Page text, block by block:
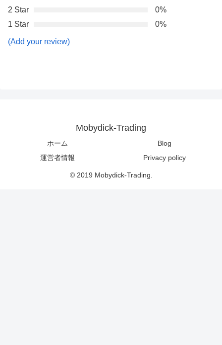
2 Star
0%
1 Star
0%
(Add your review)
Mobydick-Trading
ホーム
Blog
運営者情報
Privacy policy
© 2019 Mobydick-Trading.